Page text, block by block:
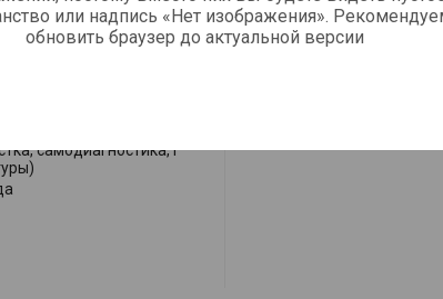
или надпись «Нет изображения».
обновить браузер до актуальной версии
автовыбор режима
привод
самодиагностика, I
Климатическая компания